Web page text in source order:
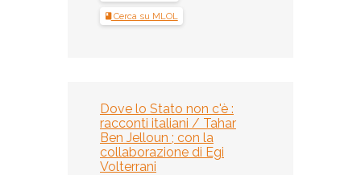
Cerca su MLOL
Dove lo Stato non c'è :
racconti italiani / Tahar
Ben Jelloun ; con la
collaborazione di Egi
Volterrani